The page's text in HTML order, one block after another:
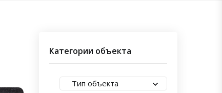
Категории объекта
Тип объекта